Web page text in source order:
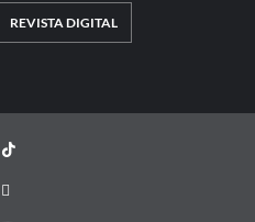
REVISTA DIGITAL
TikTok
threads